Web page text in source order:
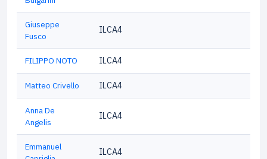
Giuseppe
Fusco
ILCA4
FILIPPO NOTO ILCA4
Matteo Crivello ILCA4
Anna De
Angelis
ILCA4
Emmanuel
ILCA4